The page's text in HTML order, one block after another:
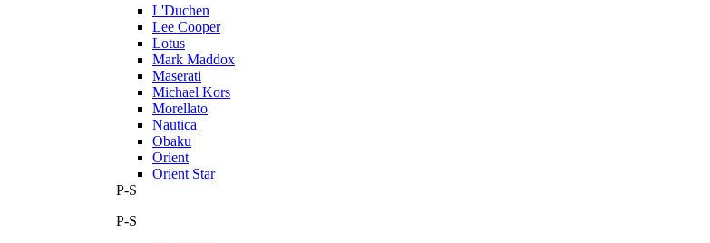
L'Duchen
Lee Cooper
Lotus
Mark Maddox
Maserati
Michael Kors
Morellato
Nautica
Obaku
Orient
Orient Star
P-S
P-S